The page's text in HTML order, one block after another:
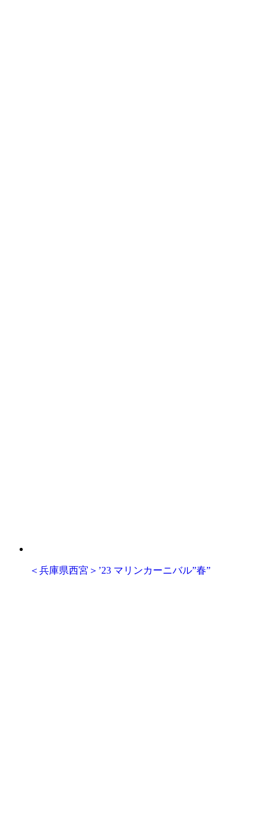
＜兵庫県西宮＞’23 マリンカーニバル”春”